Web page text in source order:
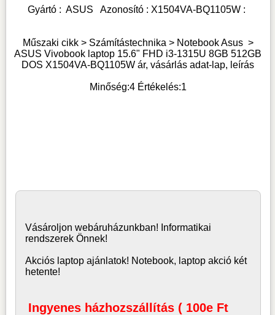
Gyártó :ASUS Azonosító : X1504VA-BQ1105W :
Műszaki cikk > Számítástechnika > Notebook Asus>
ASUS Vivobook laptop 15.6" FHD i3-1315U 8GB 512GB
DOS X1504VA-BQ1105W ár, vásárlás adat-lap, leírás
Minőség:4Értékelés:1
Vásároljon webáruházunkban! Informatikai
rendszerek Önnek!
Akciós laptop ajánlatok! Notebook, laptop akció két
hetente!
Ingyenes házhozszállítás ( 100e Ft